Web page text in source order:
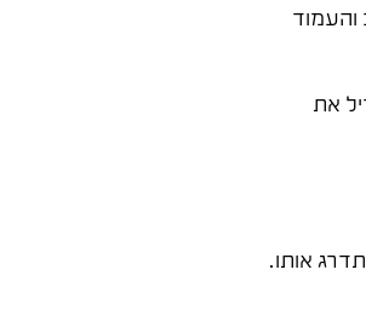
את
ולכן לא תדרג אותו.